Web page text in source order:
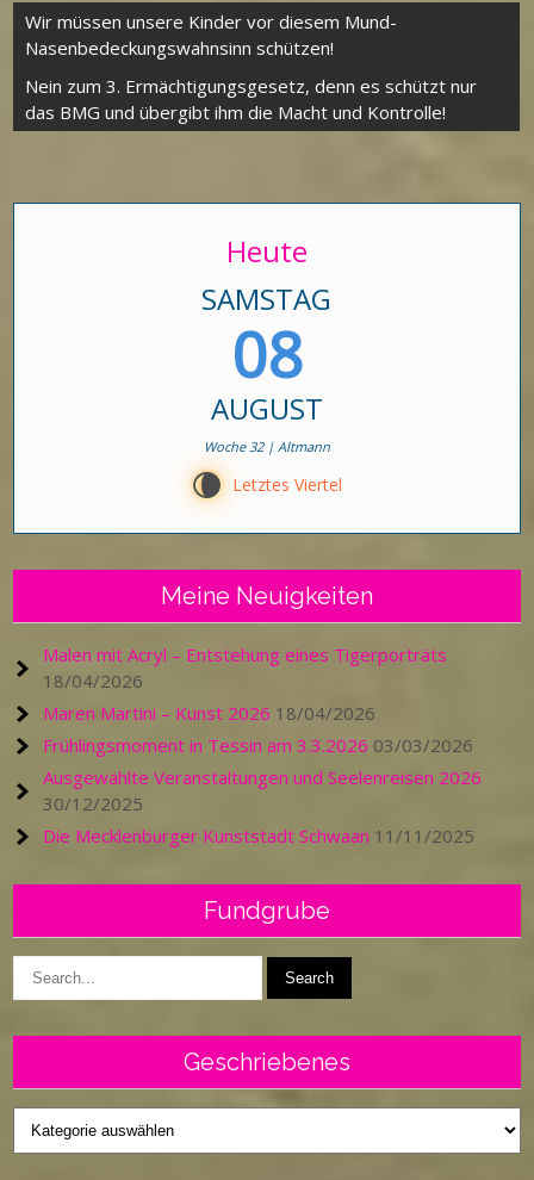
Beitragsnavigation
Wir müssen unsere Kinder vor diesem Mund-
Nasenbedeckungswahnsinn schützen!
Nein zum 3. Ermächtigungsgesetz, denn es schützt nur
das BMG und übergibt ihm die Macht und Kontrolle!
Heute
SAMSTAG
08
AUGUST
Woche 32 | Altmann
V Letztes Viertel
Meine Neuigkeiten
Malen mit Acryl – Entstehung eines Tigerporträts
18/04/2026
Maren Martini – Kunst 2026 18/04/2026
Frühlingsmoment in Tessin am 3.3.2026 03/03/2026
Ausgewählte Veranstaltungen und Seelenreisen 2026
30/12/2025
Die Mecklenburger Kunststadt Schwaan 11/11/2025
Fundgrube
Geschriebenes
Geschriebenes